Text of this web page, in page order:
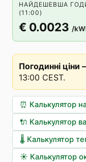
НАЙДЕШЕВША
(11:00)
€ 0.0023 /
Погодинні ціни
13:00 CEST.
⏰ Калькулятор
🔌 Калькулятор
🌡️ Калькулятор
☀️ Калькулятор